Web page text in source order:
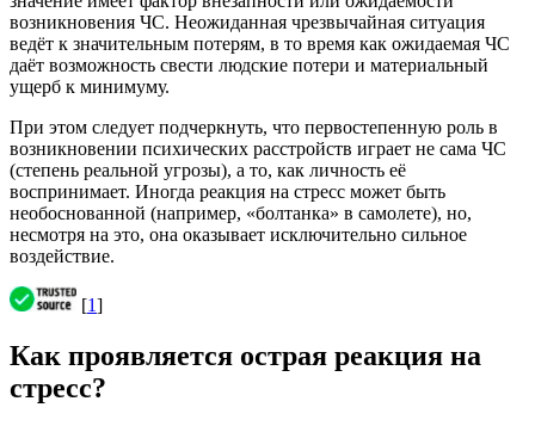
возникновения ЧС. Неожиданная чрезвычайная ситуация
ведёт к значительным потерям, в то время как ожидаемая ЧС
даёт возможность свести людские потери и материальный
ущерб к минимуму.
При этом следует подчеркнуть, что первостепенную роль в
возникновении психических расстройств играет не сама ЧС
(степень реальной угрозы), а то, как личность её
воспринимает. Иногда реакция на стресс может быть
необоснованной (например, «болтанка» в самолете), но,
несмотря на это, она оказывает исключительно сильное
воздействие.
[1]
Как проявляется острая реакция на
стресс?